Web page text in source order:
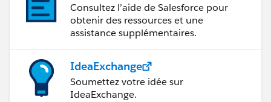
Consultez l’aide de Salesforce pour
obtenir des ressources et une
assistance supplémentaires.
IdeaExchange
Soumettez votre idée sur
IdeaExchange.